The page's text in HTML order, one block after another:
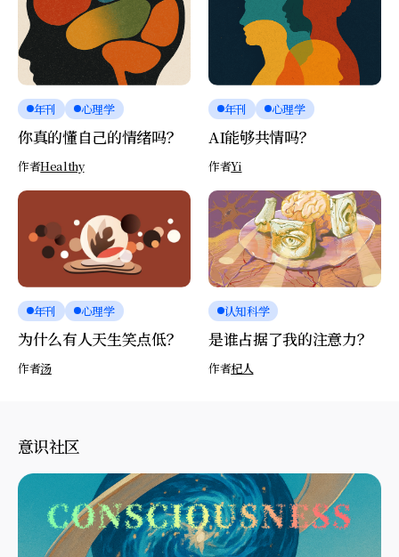
年刊 心理学
你真的懂自己的情绪吗？
作者Healthy
年刊 心理学
AI能够共情吗？
作者Yi
年刊 心理学
为什么有人天生笑点低？
作者汤
认知科学
是谁占据了我的注意力？
作者杞人
意识社区